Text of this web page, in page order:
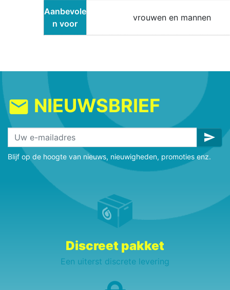
Aanbevole
n voor
vrouwen en mannen
mail NIEUWSBRIEF
send
Blijf op de hoogte van nieuws, nieuwigheden, promoties enz.
Discreet pakket
Een uiterst discrete levering